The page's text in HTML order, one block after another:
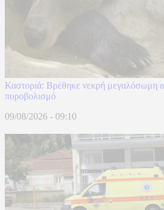
Καστοριά: Βρέθηκε νεκρή μεγαλόσωμη
πυροβολισμό
09/08/2026 - 09:10